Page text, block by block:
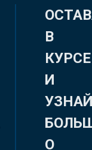
В
КУРСЕ
И
О